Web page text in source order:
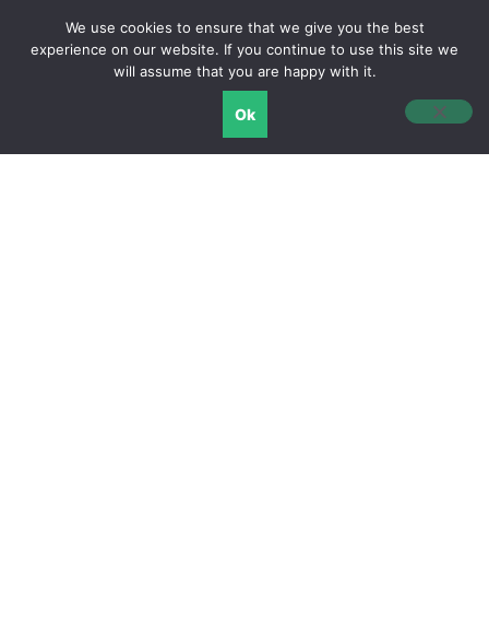
English
We use cookies to ensure that we give you the best
experience on our website. If you continue to use this site we
will assume that you are happy with it.
Ok